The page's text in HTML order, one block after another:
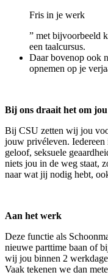
Fris in je werk
” met bijvoorbeeld
een taalcursus.
Daar bovenop ook
opnemen op je
Bij ons draait het om jou
Bij CSU zetten wij jou
jouw privéleven.
geloof, seksuele
niets jou in de weg staat,
naar wat jij nodig hebt,
Aan het werk
Deze functie als
nieuwe parttime baan of
wij jou binnen 2
Vaak tekenen we dan